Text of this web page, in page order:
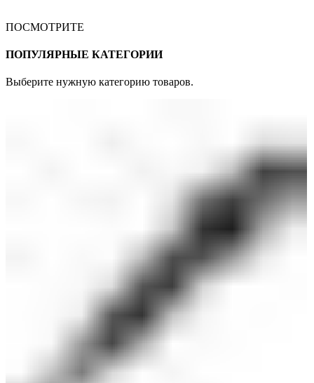
ПОСМОТРИТЕ
ПОПУЛЯРНЫЕ КАТЕГОРИИ
Выберите нужную категорию товаров.